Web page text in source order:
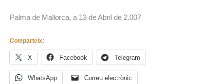
Palma de Mallorca, a 13 de Abril de 2.007
Comparteix:
X Facebook Telegram
WhatsApp Correu electrònic